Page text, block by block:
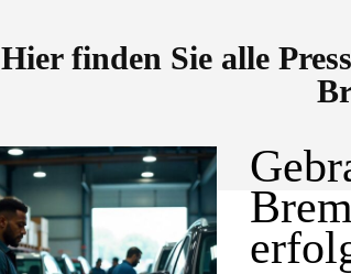
Hier finden Sie alle